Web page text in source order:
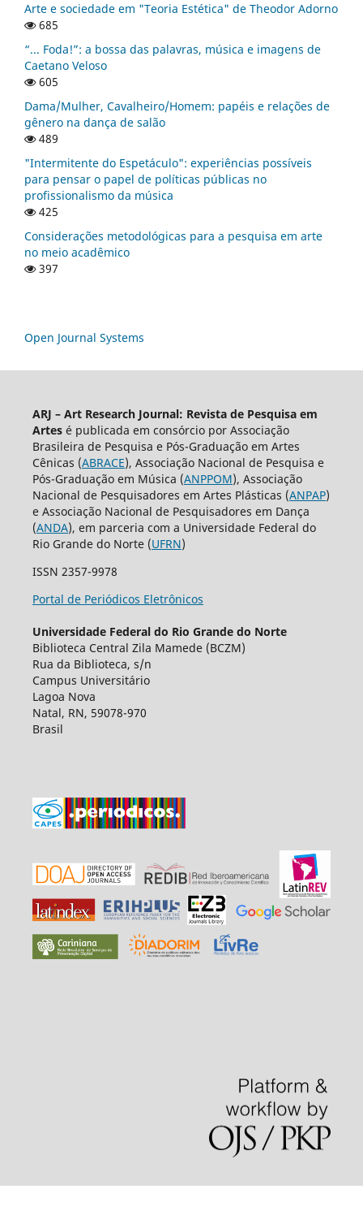
Arte e sociedade em "Teoria Estética" de Theodor Adorno
685
“... Foda!”: a bossa das palavras, música e imagens de
Caetano Veloso
605
Dama/Mulher, Cavalheiro/Homem: papéis e relações de
gênero na dança de salão
489
"Intermitente do Espetáculo": experiências possíveis
para pensar o papel de políticas públicas no
profissionalismo da música
425
Considerações metodológicas para a pesquisa em arte
no meio acadêmico
397
Open Journal Systems
ARJ – Art Research Journal: Revista de Pesquisa em
Artesé publicada em consórcio por Associação
Brasileira de Pesquisa e Pós-Graduação em Artes
Cênicas (ABRACE), Associação Nacional de Pesquisa e
Pós-Graduação em Música (ANPPOM), Associação
Nacional de Pesquisadores em Artes Plásticas (ANPAP)
e Associação Nacional de Pesquisadores em Dança
(ANDA), em parceria com a Universidade Federal do
Rio Grande do Norte (UFRN)
ISSN 2357-9978
Portal de Periódicos Eletrônicos
Universidade Federal do Rio Grande do Norte
Biblioteca Central Zila Mamede (BCZM)
Rua da Biblioteca, s/n
Campus Universitário
Lagoa Nova
Natal, RN, 59078-970
Brasil